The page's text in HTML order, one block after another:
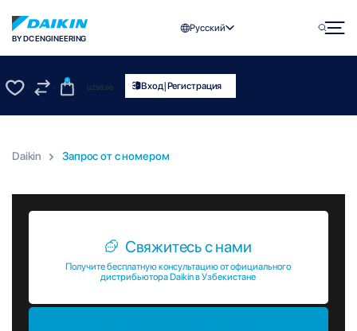
BY DC ENGINEERING
Русский
0
UZS0.00 Вход|Регистрация
Daikin Запрос от c номером
Свяжитесь с нами
Получите бесплатную консультацию от официального
дистрибьютора Daikin в Узбекистане